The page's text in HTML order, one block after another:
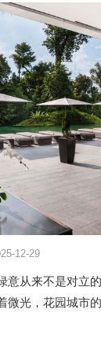
12-29
意从来不是对立
微光，花园城市